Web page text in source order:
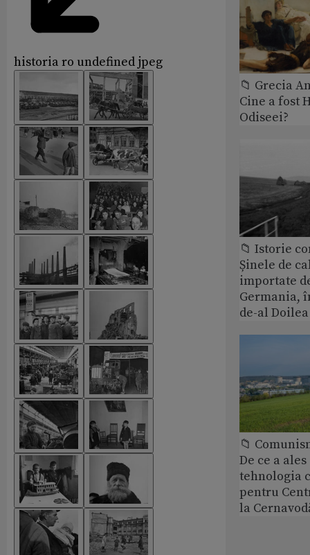
historia ro undefined jpeg
📁 Grecia
Cine a fost
Odiseei?
📁 Istorie
Șinele de
importate
Germania,
de-al
📁
De ce a
tehnologia
pentru
la